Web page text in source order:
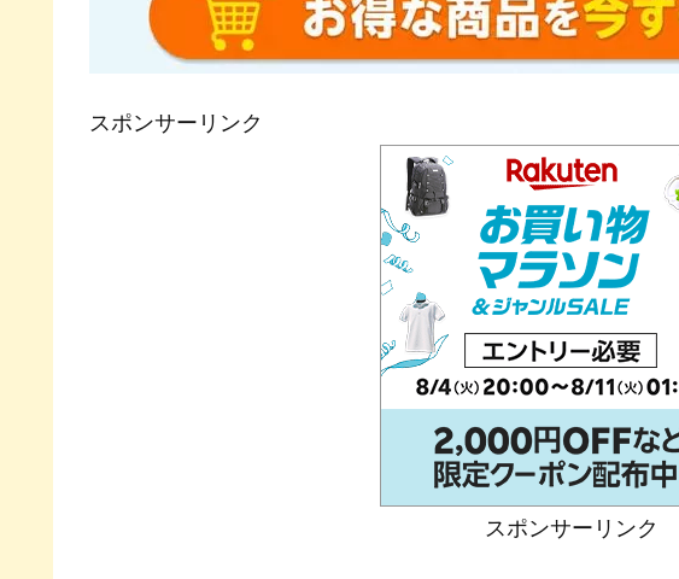
スポンサーリンク
スポンサーリンク